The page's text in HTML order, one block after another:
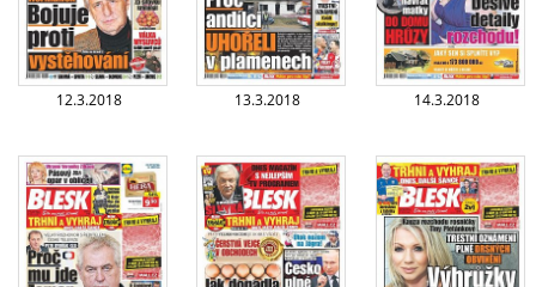
12.3.2018 13.3.2018 14.3.2018